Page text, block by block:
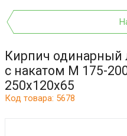
Кирпич одинарный
с накатом М 175-
250x120x65
Код товара: 5678